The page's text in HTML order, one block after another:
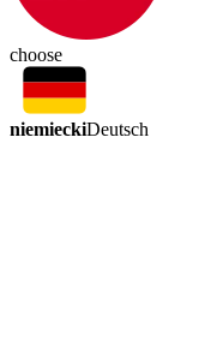
choose
niemieckiDeutsch